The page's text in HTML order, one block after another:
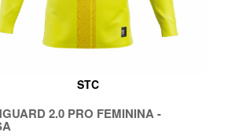
STC
2.0 PRO FEMININA -